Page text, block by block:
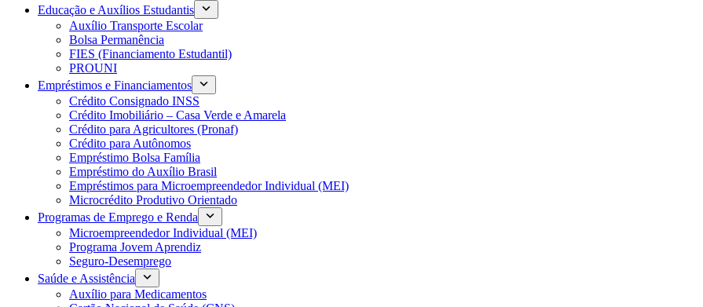
Educação e Auxílios Estudantis
Auxílio Transporte Escolar
Bolsa Permanência
FIES (Financiamento Estudantil)
PROUNI
Empréstimos e Financiamentos
Crédito Consignado INSS
Crédito Imobiliário – Casa Verde e Amarela
Crédito para Agricultores (Pronaf)
Crédito para Autônomos
Empréstimo Bolsa Família
Empréstimo do Auxílio Brasil
Empréstimos para Microempreendedor Individual (MEI)
Microcrédito Produtivo Orientado
Programas de Emprego e Renda
Microempreendedor Individual (MEI)
Programa Jovem Aprendiz
Seguro-Desemprego
Saúde e Assistência
Auxílio para Medicamentos